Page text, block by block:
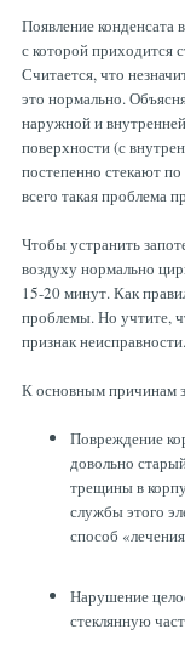
Появление конденсата
с которой приходится
Считается, что
это нормально.
наружной и
поверхности (с
постепенно стекают
всего такая проблема
Чтобы устранить
воздуху нормально
15-20 минут. Как
проблемы. Но учтите,
признак неисправности.
К основным причинам
Повреждение
довольно
трещины в
службы этого
способ
Нарушение
стеклянную
РОЛИКИ